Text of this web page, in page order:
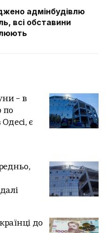
адмінбудівлю
всі обставини
– в
по
є
до